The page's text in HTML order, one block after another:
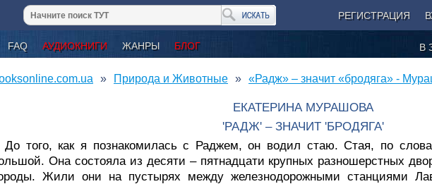
РЕГИСТРАЦИЯ
FAQ АУДИОКНИГИ ЖАНРЫ БЛОГ В
Природа и Животные «Радж» – значит «бродяга» -
ЕКАТЕРИНА МУРАШОВА
'РАДЖ' – ЗНАЧИТ 'БРОДЯГА'
До того, как я познакомилась с Раджем, он водил стаю. Стая, по
Она состояла из десяти – пятнадцати крупных разношерстных
Жили они на пустырях между железнодорожными станциями